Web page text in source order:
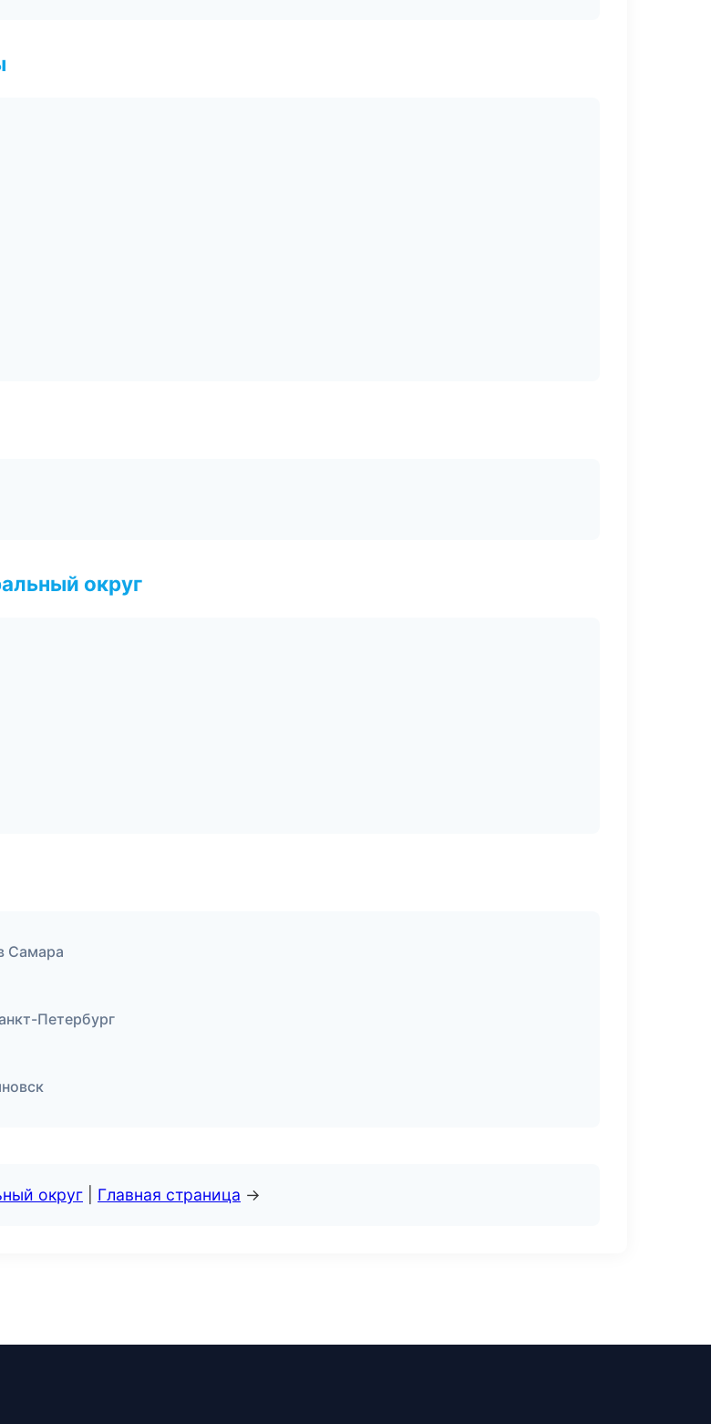
округ
Самара
Петербург
округ Главная страница →